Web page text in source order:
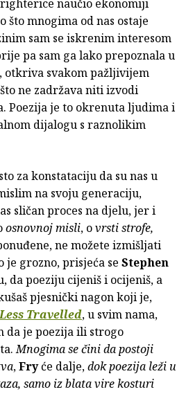
naučio ekonomiji
mnogima od nas ostaje
sam se iskrenim interesom
pa sam ga lako prepoznala u
otkriva svakom pažljivijem
ne zadržava niti izvodi
Poezija je to okrenuta ljudima i
dijalogu s raznolikim
za konstataciju da su nas u
na svoju generaciju,
sličan proces na djelu, jer i
osnovnoj misli, ovrsti strofe,
ne možete izmišljati
je grozno, prisjeća se Stephen
da poeziju cijeniš i ocijeniš, a
pjesnički nagon koji je,
Travelled, u svim nama,
da je poezija ili strogo
Mnogima se čini da postoji
,Fryće dalje,dok poezija leži u
samo iz blata vire kosturi